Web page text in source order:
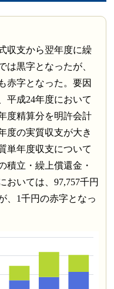
収支から翌年度に繰
は黒字となったが、
赤字となった。要因
平成24年度において
度精算分を明許会計
度の実質収支が大き
単年度収支について
積立・繰上償還金・
おいては、97,757千円
、1千円の赤字となっ